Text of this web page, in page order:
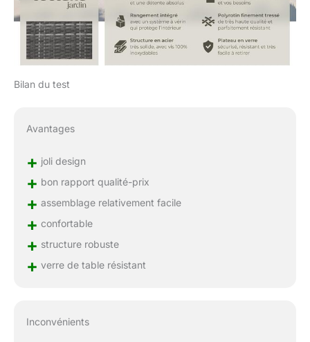
Bilan du test
Avantages
+ joli design
+ bon rapport qualité-prix
+ assemblage relativement facile
+ confortable
+ structure robuste
+ verre de table résistant
Inconvénients